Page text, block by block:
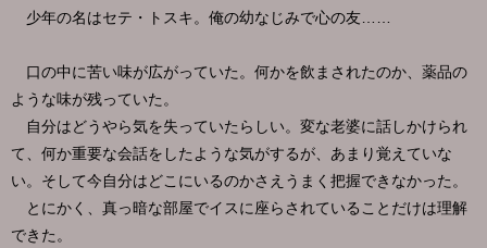
少年の名はセテ・トスキ。俺の幼なじみで心の友……
口の中に苦い味が広がっていた。何かを飲まされたのか、薬品の
ような味が残っていた。
自分はどうやら気を失っていたらしい。変な老婆に話しかけられ
て、何か重要な会話をしたような気がするが、あまり覚えていな
い。そして今自分はどこにいるのかさえうまく把握できなかった。
とにかく、真っ暗な部屋でイスに座らされていることだけは理解
できた。